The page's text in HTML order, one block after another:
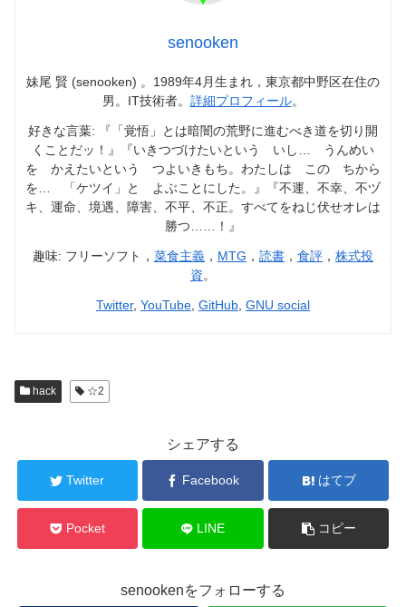
senooken
妹尾 賢 (senooken) 。1989年4月生まれ，東京都中野区在住の
男。IT技術者。 詳細プロフィール。
好きな言葉: 『「覚悟」とは暗闇の荒野に進むべき道を切り開
くことだッ！』『いきつづけたいという いし… うんめい
を かえたいという つよいきもち。わたしは この ちから
を… 「ケツイ」と よぶことにした。』『不運、不幸、不ヅ
キ、運命、境遇、障害、不平、不正。すべてをねじ伏せオレは
勝つ……！』
趣味: フリーソフト， 菜食主義 ， MTG ， 読書 ， 食評 ， 株式投
資。
Twitter, YouTube GitHub GNU social
hack ☆2
シェアする
Twitter Facebook はてブ
Pocket LINE コピー
senookenをフォローする